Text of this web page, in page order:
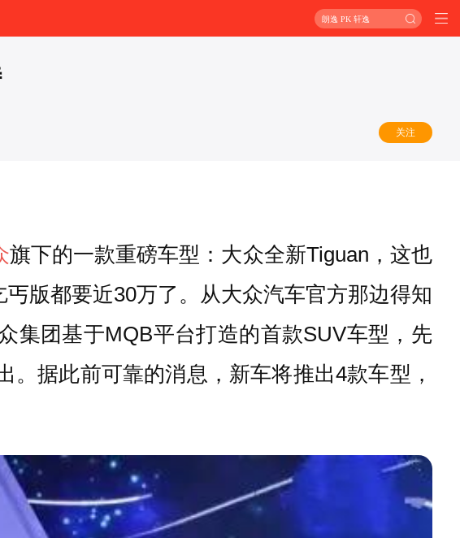
朗逸 PK 轩逸
关注
旗下的一款重磅车型：大众全新Tiguan，这也
版都要近30万了。从大众汽车官方那边得知
集团基于MQB平台打造的首款SUV车型，先
据此前可靠的消息，新车将推出4款车型，